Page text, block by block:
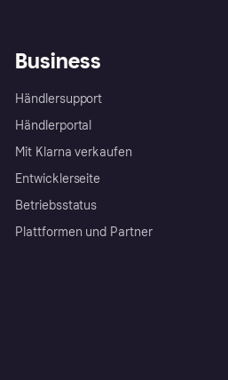
Business
Händlersupport
Händlerportal
Mit Klarna verkaufen
Entwicklerseite
Betriebsstatus
Plattformen und Partner